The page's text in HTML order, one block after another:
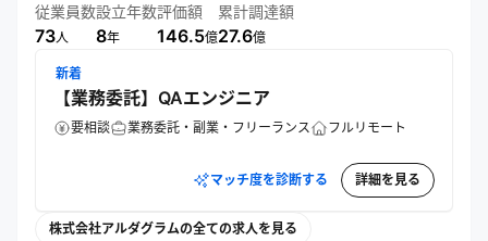
タル帳票アプリを開発。70か国以上、4万社以上に導入さ
れ、東京とバンコクを拠点に事業を展開している。
従業員数
73人
設立年数
8年
評価額
146.5億
累計調達額
27.6億
新着
【業務委託】QAエンジニア
要相談 業務委託・副業・フリーランス フルリモート
マッチ度を診断する 詳細を見る
株式会社アルダグラムの全ての求人を見る